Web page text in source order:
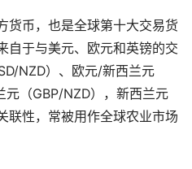
货币，也是全球第十大交易货
自于与美元、欧元和英镑的交
NZD）、欧元/新西兰元
元（GBP/NZD），新西兰元
联性，常被用作全球农业市场